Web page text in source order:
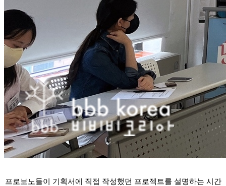
프로보노들이 기획서에 직접 작성했던 프로젝트를 설명하는 시간